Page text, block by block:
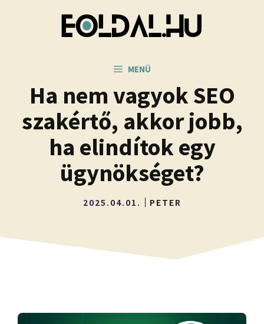
MENÜ
Ha nem vagyok SEO
szakértő, akkor jobb,
ha elindítok egy
ügynökséget?
2025.04.01. PETER